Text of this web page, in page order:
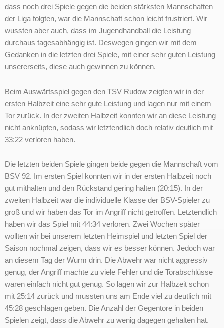
dass noch drei Spiele gegen die beiden stärksten Mannschaften
der Liga folgten, war die Mannschaft schon leicht frustriert. Wir
wussten aber auch, dass im Jugendhandball die Leistung
durchaus tagesabhängig ist. Deswegen gingen wir mit dem
Gedanken in die letzten drei Spiele, mit einer sehr guten Leistung
unsererseits, diese auch gewinnen zu können.
Beim Auswärtsspiel gegen den TSV Rudow zeigten wir in der
ersten Halbzeit eine sehr gute Leistung und lagen nur mit einem
Tor zurück. In der zweiten Halbzeit konnten wir an diese Leistung
nicht anknüpfen, sodass wir letztendlich doch relativ deutlich mit
33:22 verloren haben.
Die letzten beiden Spiele gingen beide gegen die Mannschaft vom
BSV 92. Im ersten Spiel konnten wir in der ersten Halbzeit noch
gut mithalten und den Rückstand gering halten (20:15). In der
zweiten Halbzeit war die individuelle Klasse der BSV-Spieler zu
groß und wir haben das Tor im Angriff nicht getroffen. Letztendlich
haben wir das Spiel mit 44:34 verloren. Zwei Wochen später
wollten wir bei unserem letzten Heimspiel und letzten Spiel der
Saison nochmal zeigen, dass wir es besser können. Jedoch war
an diesem Tag der Wurm drin. Die Abwehr war nicht aggressiv
genug, der Angriff machte zu viele Fehler und die Torabschlüsse
waren einfach nicht gut genug. So lagen wir zur Halbzeit schon
mit 25:14 zurück und mussten uns am Ende viel zu deutlich mit
45:28 geschlagen geben. Die Anzahl der Gegentore in beiden
Spielen zeigt, dass die Abwehr zu wenig dagegen gehalten hat.